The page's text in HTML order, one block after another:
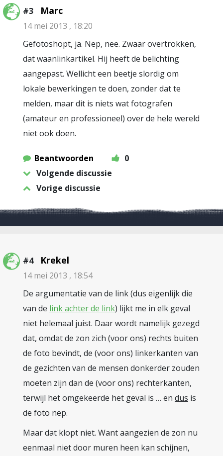
#3 Marc
14 mei 2013 , 18:20
Gefotoshopt, ja. Nep, nee. Zwaar overtrokken,
dat waanlinkartikel. Hij heeft de belichting
aangepast. Wellicht een beetje slordig om
lokale bewerkingen te doen, zonder dat te
melden, maar dit is niets wat fotografen
(amateur en professioneel) over de hele wereld
niet ook doen.
Beantwoorden
0
Volgende discussie
Vorige discussie
#4 Krekel
14 mei 2013 , 18:54
De argumentatie van de link (dus eigenlijk die
van de link achter de link) lijkt me in elk geval
niet helemaal juist. Daar wordt namelijk gezegd
dat, omdat de zon zich (voor ons) rechts buiten
de foto bevindt, de (voor ons) linkerkanten van
de gezichten van de mensen donkerder zouden
moeten zijn dan de (voor ons) rechterkanten,
terwijl het omgekeerde het geval is … en dus is
de foto nep.
Maar dat klopt niet. Want aangezien de zon nu
eenmaal niet door muren heen kan schijnen,